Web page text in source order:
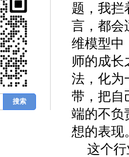
题，我拦
言，都会
维模型中
师的成长
法，化为
带，把自
端的不负
想的表现
这个